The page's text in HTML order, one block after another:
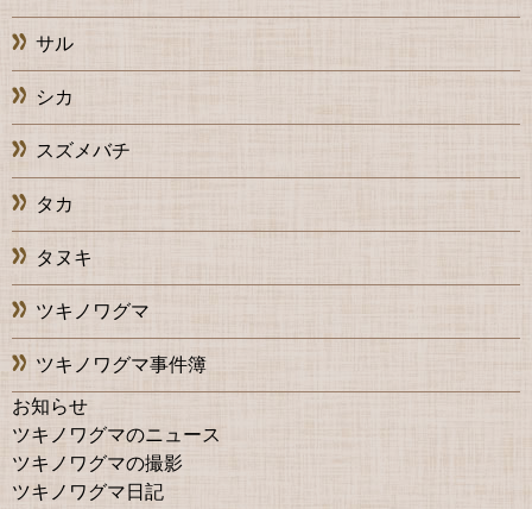
サル
シカ
スズメバチ
タカ
タヌキ
ツキノワグマ
ツキノワグマ事件簿
お知らせ
ツキノワグマのニュース
ツキノワグマの撮影
ツキノワグマ日記